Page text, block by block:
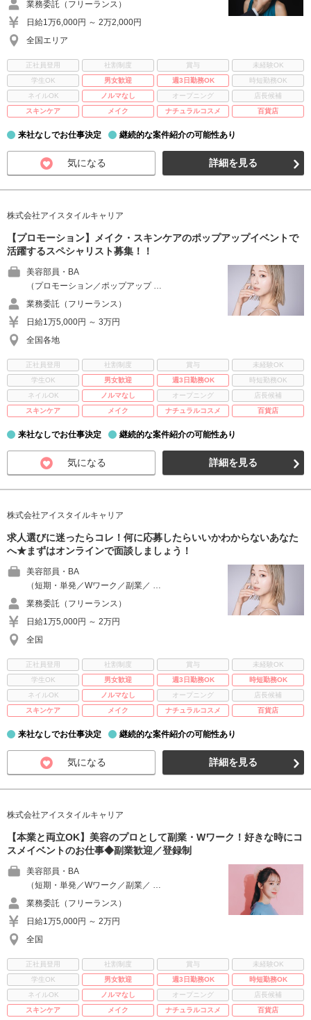
業務委託（フリーランス）
日給1万6,000円 ～ 2万2,000円
全国エリア
正社員登用 社割制度 賞与
未経験OK
学生OK
男女歓迎 週3日勤務OK
時短勤務OK
ネイルOK
ノルマなし オープニング
店長候補
スキンケア
メイク ナチュラルコスメ 百貨店
来社なしでお仕事決定 継続的な案件紹介の可能性あり
気になる 詳細を見る
株式会社アイスタイルキャリア
【プロモーション】メイク・スキンケアのポップアップイベントで
活躍するスペシャリスト募集！！
美容部員・BA
（プロモーション／ポップアップ …
業務委託（フリーランス）
日給1万5,000円 ～ 3万円
全国各地
正社員登用 社割制度 賞与
未経験OK
学生OK
男女歓迎 週3日勤務OK
時短勤務OK
ネイルOK
ノルマなし オープニング
店長候補
スキンケア
メイク ナチュラルコスメ 百貨店
来社なしでお仕事決定 継続的な案件紹介の可能性あり
気になる 詳細を見る
株式会社アイスタイルキャリア
求人選びに迷ったらコレ！何に応募したらいいかわからないあなた
へ★まずはオンラインで面談しましょう！
美容部員・BA
（短期・単発／Wワーク／副業／ …
業務委託（フリーランス）
日給1万5,000円 ～ 2万円
全国
正社員登用 社割制度 賞与
未経験OK
学生OK
男女歓迎 週3日勤務OK
時短勤務OK
ネイルOK
ノルマなし オープニング
店長候補
スキンケア
メイク ナチュラルコスメ 百貨店
来社なしでお仕事決定 継続的な案件紹介の可能性あり
気になる 詳細を見る
株式会社アイスタイルキャリア
【本業と両立OK】美容のプロとして副業・Wワーク！好きな時にコ
スメイベントのお仕事◆副業歓迎／登録制
美容部員・BA
（短期・単発／Wワーク／副業／ …
業務委託（フリーランス）
日給1万5,000円 ～ 2万円
全国
正社員登用 社割制度 賞与
未経験OK
学生OK
男女歓迎 週3日勤務OK
時短勤務OK
ネイルOK
ノルマなし オープニング
店長候補
スキンケア
メイク ナチュラルコスメ 百貨店